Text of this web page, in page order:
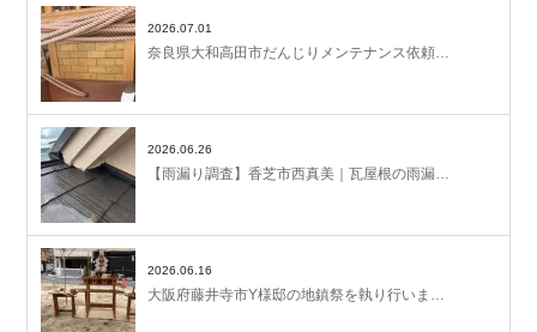
2026.07.01
奈良県大和高田市だんじりメンテナンス依頼…
2026.06.26
【雨漏り調査】香芝市西真美｜瓦屋根の雨漏…
2026.06.16
大阪府藤井寺市Y様邸の地鎮祭を執り行いま…